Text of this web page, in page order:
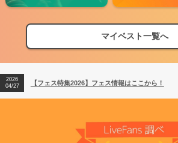
マイベスト一覧へ
【フェス特集2026】フェス情報はここから！
【ライブ動員ランキング】2026年上半期編発表！
2026
04/27
【フェス特集2026】フェス情報はここから！
2026